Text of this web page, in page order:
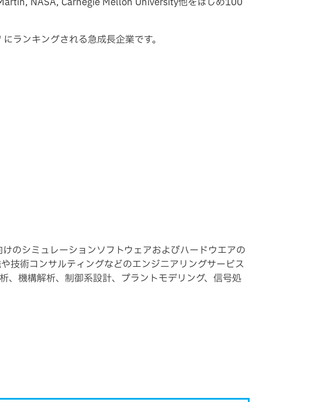
ンキングされる急成長企業です。
のシミュレーションソフトウェアおよびハードウエアの
技術コンサルティングなどのエンジニアリングサービス
、機構解析、制御系設計、プラントモデリング、信号処